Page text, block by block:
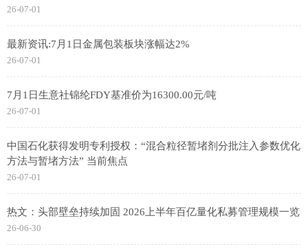
26-07-01
最新资讯:7月1日金属包装板块涨幅达2%
26-07-01
7月1日生意社锦纶FDY基准价为16300.00元/吨
26-07-01
中国石化获得发明专利授权：“混合粒径暂堵剂分批注入参数优化
方法与暂堵方法” 当前焦点
26-07-01
热文：头部壁垒持续加固 2026上半年百亿量化私募管理规模一览
26-06-30